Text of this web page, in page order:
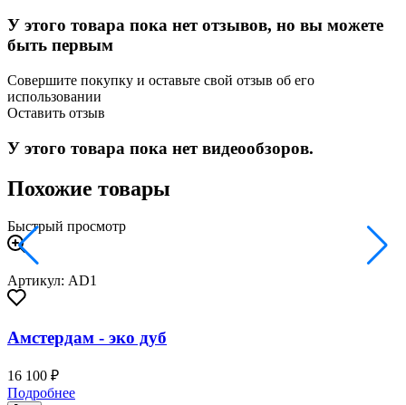
У этого товара пока нет отзывов, но вы можете
быть первым
Совершите покупку и оставьте свой отзыв об его
использовании
Оставить отзыв
У этого товара пока нет видеообзоров.
Похожие товары
Быстрый просмотр
Артикул: AD1
Амстердам - эко дуб
16 100 ₽
Подробнее